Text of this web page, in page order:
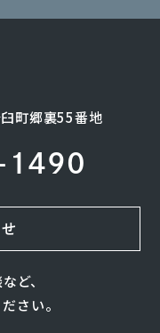
町郷裏55番地
ど、
さい。